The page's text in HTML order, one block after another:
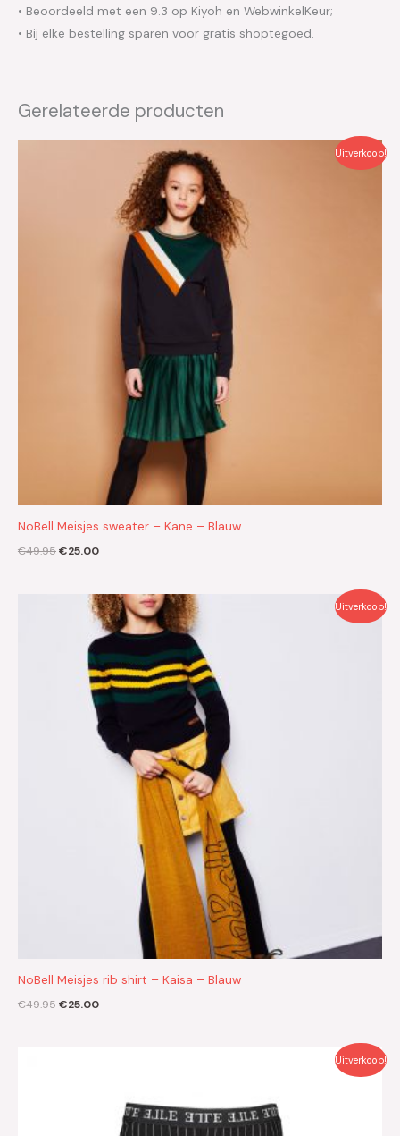
• Beoordeeld met een 9.3 op Kiyoh en WebwinkelKeur;
• Bij elke bestelling sparen voor gratis shoptegoed.
Gerelateerde producten
Uitverkoop!
NoBell Meisjes sweater – Kane – Blauw
€49.95€25.00
€25.00.
Uitverkoop!
NoBell Meisjes rib shirt – Kaisa – Blauw
€49.95
Oorspronkelijke
€49.95.
€25.00
Huidige
prijs
is:
€25.00.
Uitverkoop!